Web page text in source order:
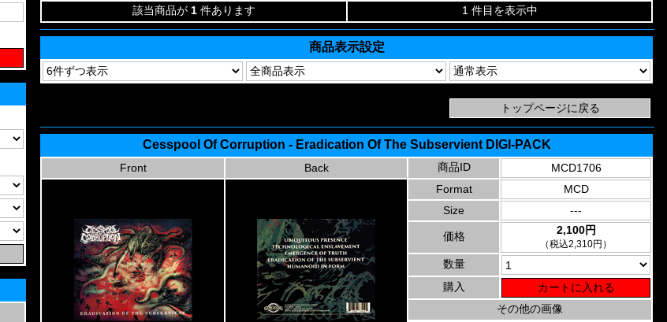
該当商品が 1 件あります 1 件目を表示中
商品表示設定
Cesspool Of Corruption - Eradication Of The Subservient DIGI-PACK
Front Back 商品ID
MCD1706
Format
MCD
Size
---
価格 2,100円
（税込2,310円）
数量
購入
その他の画像